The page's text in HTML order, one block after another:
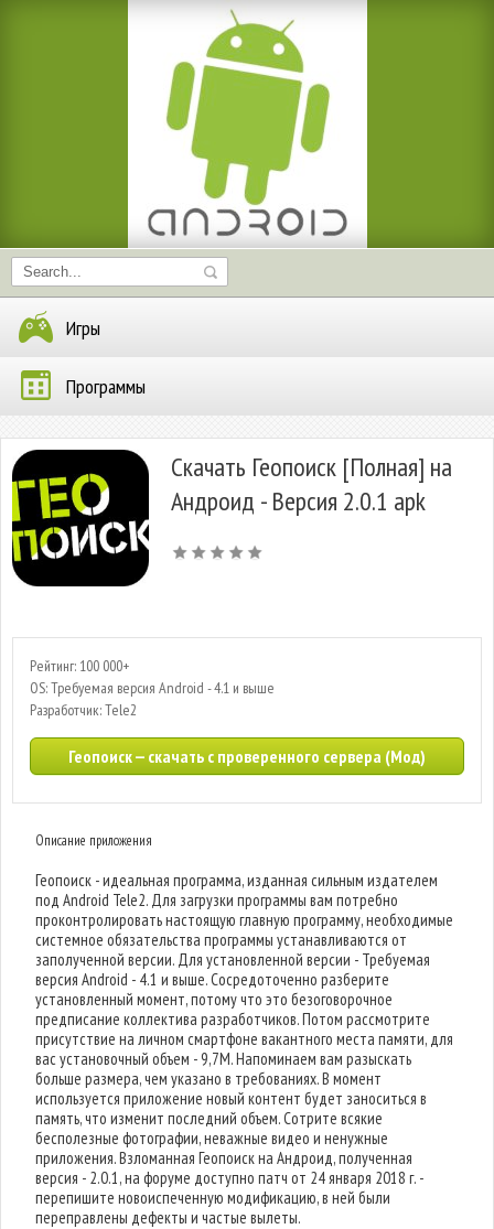
Игры
Программы
Скачать Геопоиск [Полная] на
Андроид - Версия 2.0.1 apk
Рейтинг: 100 000+
OS: Требуемая версия Android - 4.1 и выше
Разработчик: Tele2
Геопоиск — скачать с проверенного сервера (Мод)
Описание приложения
Геопоиск - идеальная программа, изданная сильным издателем
под Android Tele2. Для загрузки программы вам потребно
проконтролировать настоящую главную программу, необходимые
системное обязательства программы устанавливаются от
заполученной версии. Для установленной версии - Требуемая
версия Android - 4.1 и выше. Сосредоточенно разберите
установленный момент, потому что это безоговорочное
предписание коллектива разработчиков. Потом рассмотрите
присутствие на личном смартфоне вакантного места памяти, для
вас установочный объем - 9,7M. Напоминаем вам разыскать
больше размера, чем указано в требованиях. В момент
используется приложение новый контент будет заноситься в
память, что изменит последний объем. Сотрите всякие
бесполезные фотографии, неважные видео и ненужные
приложения. Взломанная Геопоиск на Андроид, полученная
версия - 2.0.1, на форуме доступно патч от 24 января 2018 г. -
перепишите новоиспеченную модификацию, в ней были
переправлены дефекты и частые вылеты.